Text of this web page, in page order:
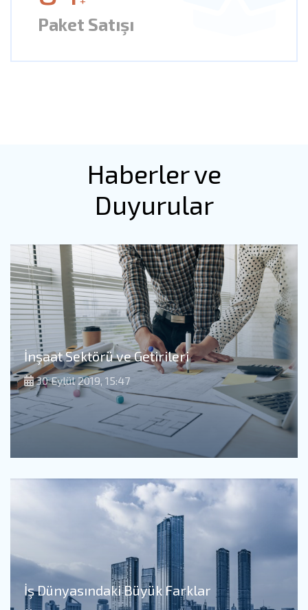
Paket Satışı
Haberler ve
Duyurular
İnşaat Sektörü ve Getirileri
30 Eylül 2019, 15:47
İş Dünyasındaki Büyük Farklar